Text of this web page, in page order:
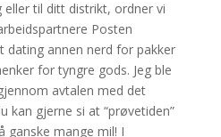
til ditt distrikt, ordner vi
Posten
dating annen nerd for pakker
for tyngre gods. Jeg ble
avtalen med det
kan gjerne si at “prøvetiden”
mange mil! I